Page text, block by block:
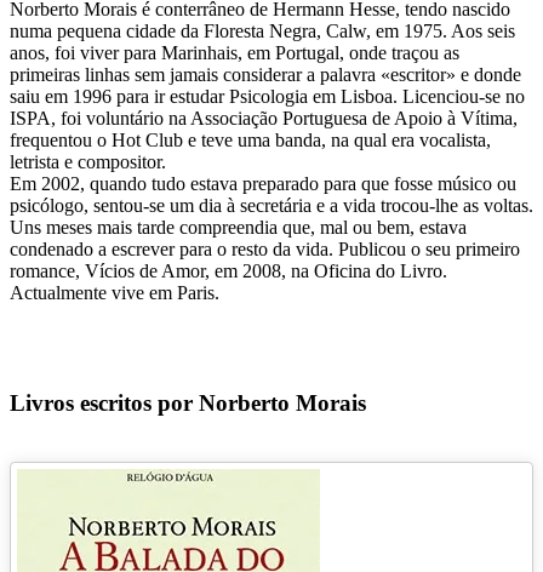
Norberto Morais é conterrâneo de Hermann Hesse, tendo nascido
numa pequena cidade da Floresta Negra, Calw, em 1975. Aos seis
anos, foi viver para Marinhais, em Portugal, onde traçou as
primeiras linhas sem jamais considerar a palavra «escritor» e donde
saiu em 1996 para ir estudar Psicologia em Lisboa. Licenciou-se no
ISPA, foi voluntário na Associação Portuguesa de Apoio à Vítima,
frequentou o Hot Club e teve uma banda, na qual era vocalista,
letrista e compositor.
Em 2002, quando tudo estava preparado para que fosse músico ou
psicólogo, sentou-se um dia à secretária e a vida trocou-lhe as voltas.
Uns meses mais tarde compreendia que, mal ou bem, estava
condenado a escrever para o resto da vida. Publicou o seu primeiro
romance, Vícios de Amor, em 2008, na Oficina do Livro.
Actualmente vive em Paris.
Livros escritos por Norberto Morais